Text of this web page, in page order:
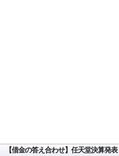
【借金の答え合わせ】任天堂決算発